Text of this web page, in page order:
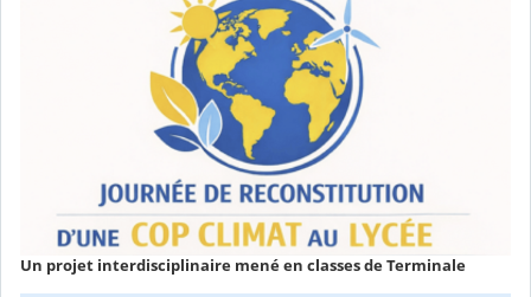
Un projet interdisciplinaire mené en classes de Terminale